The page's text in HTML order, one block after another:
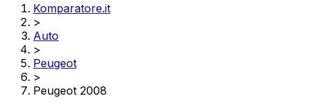
Komparatore.it
>
Auto
>
Peugeot
>
Peugeot 2008